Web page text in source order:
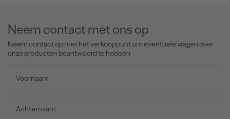
Neem contact met ons op
Neem contact op met het verkooppunt om eventuele vragen over
onze producten beantwoord te hebben